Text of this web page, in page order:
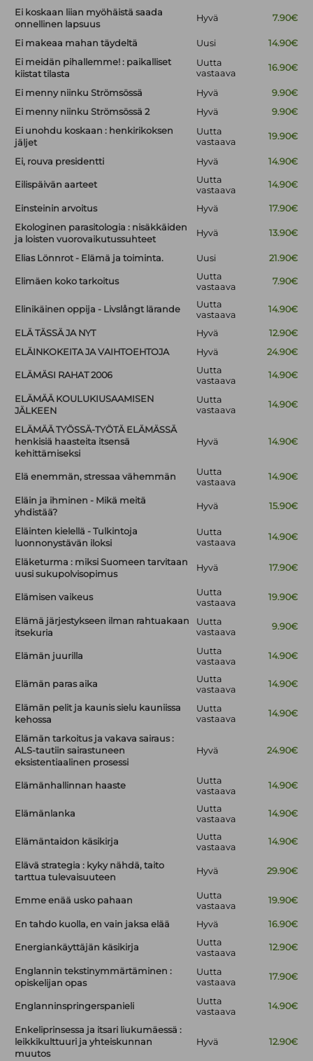
Ei koskaan liian myöhäistä saada
onnellinen lapsuus
Hyvä 7.90€
Ei makeaa mahan täydeltä Uusi
14.90€
Ei meidän pihallemme! : paikalliset
kiistat tilasta
Uutta
vastaava
16.90€
Ei menny niinku Strömsössä Hyvä
9.90€
Ei menny niinku Strömsössä 2
Hyvä
9.90€
Ei unohdu koskaan : henkirikoksen
jäljet
Uutta
vastaava
19.90€
Ei, rouva presidentti Hyvä 14.90€
Eilispäivän aarteet
Uutta
vastaava
14.90€
Einsteinin arvoitus Hyvä
17.90€
Ekologinen parasitologia : nisäkkäiden
ja loisten vuorovaikutussuhteet
Hyvä 13.90€
Elias Lönnrot - Elämä ja toiminta. Uusi 21.90€
Elimäen koko tarkoitus
Uutta
vastaava
7.90€
Elinikäinen oppija - Livslångt lärande
Uutta
vastaava
14.90€
ELÄ TÄSSÄ JA NYT Hyvä
12.90€
ELÄINKOKEITA JA VAIHTOEHTOJA
Hyvä 24.90€
ELÄMÄSI RAHAT 2006
Uutta
vastaava
14.90€
ELÄMÄÄ KOULUKIUSAAMISEN
JÄLKEEN
Uutta
vastaava
14.90€
ELÄMÄÄ TYÖSSÄ-TYÖTÄ ELÄMÄSSÄ
henkisiä haasteita itsensä
kehittämiseksi
Hyvä 14.90€
Elä enemmän, stressaa vähemmän
Uutta
vastaava
14.90€
Eläin ja ihminen - Mikä meitä
yhdistää?
Hyvä 15.90€
Eläinten kielellä - Tulkintoja
luonnonystävän iloksi
Uutta
vastaava
14.90€
Eläketurma : miksi Suomeen tarvitaan
uusi sukupolvisopimus
Hyvä 17.90€
Elämisen vaikeus
Uutta
vastaava
19.90€
Elämä järjestykseen ilman rahtuakaan
itsekuria
Uutta
vastaava
9.90€
Elämän juurilla
Uutta
vastaava
14.90€
Elämän paras aika
Uutta
vastaava
14.90€
Elämän pelit ja kaunis sielu kauniissa
kehossa
Uutta
vastaava
14.90€
Elämän tarkoitus ja vakava sairaus :
ALS-tautiin sairastuneen
eksistentiaalinen prosessi
Hyvä 24.90€
Elämänhallinnan haaste
Uutta
vastaava
14.90€
Elämänlanka
Uutta
vastaava
14.90€
Elämäntaidon käsikirja
Uutta
vastaava
14.90€
Elävä strategia : kyky nähdä, taito
tarttua tulevaisuuteen
Hyvä 29.90€
Emme enää usko pahaan
Uutta
vastaava
19.90€
En tahdo kuolla, en vain jaksa elää Hyvä 16.90€
Energiankäyttäjän käsikirja
Uutta
vastaava
12.90€
Englannin tekstinymmärtäminen :
opiskelijan opas
Uutta
vastaava
17.90€
Englanninspringerspanieli
Uutta
vastaava
14.90€
Enkeliprinsessa ja itsari liukumäessä :
leikkikulttuuri ja yhteiskunnan
muutos
Hyvä 12.90€